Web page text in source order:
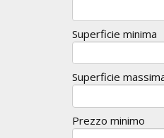
Superficie minima
Superficie
Prezzo minimo